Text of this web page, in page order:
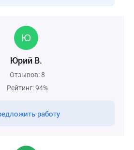
Юрий В.
Отзывов: 8
Рейтинг: 94%
работу